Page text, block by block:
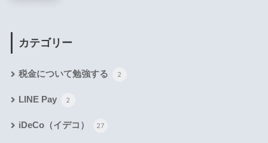
カテゴリー
税金について勉強する 2
LINE Pay 2
iDeCo（イデコ） 27